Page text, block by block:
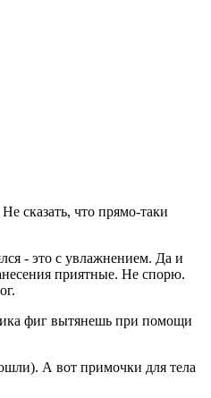
сказать, что прямо-таки
- это с увлажнением. Да и
приятные. Не спорю.
фиг вытянешь при помощи
А вот примочки для тела